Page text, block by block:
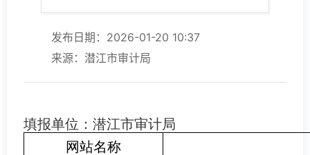
发布日期：2026-01-20 10:37
来源：潜江市审计局
填报单位： 潜江市审计局
网站名称